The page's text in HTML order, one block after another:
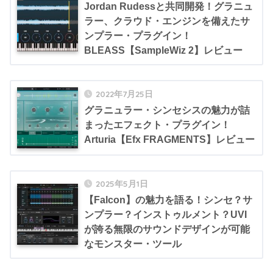
Jordan Rudessと共同開発！グラニュ
ラー、クラウド・エンジンを備えたサ
ンプラー・プラグイン！
BLEASS【SampleWiz 2】レビュー
2022年7月25日
グラニュラー・シンセシスの魅力が詰
まったエフェクト・プラグイン！
Arturia【Efx FRAGMENTS】レビュー
2025年5月1日
【Falcon】の魅力を語る！シンセ？サ
ンプラー？インストゥルメント？UVI
が誇る無限のサウンドデザインが可能
なモンスター・ツール